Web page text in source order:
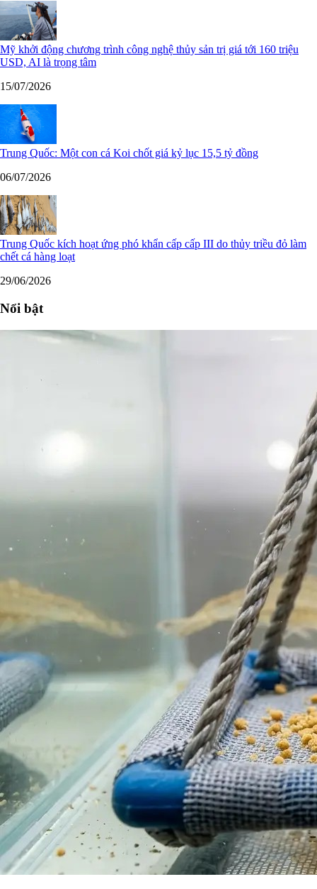
Mỹ khởi động chương trình công nghệ thủy sản trị giá tới 160 triệu
USD, AI là trọng tâm
15/07/2026
Trung Quốc: Một con cá Koi chốt giá kỷ lục 15,5 tỷ đồng
06/07/2026
Trung Quốc kích hoạt ứng phó khẩn cấp cấp III do thủy triều đỏ làm
chết cá hàng loạt
29/06/2026
Nổi bật